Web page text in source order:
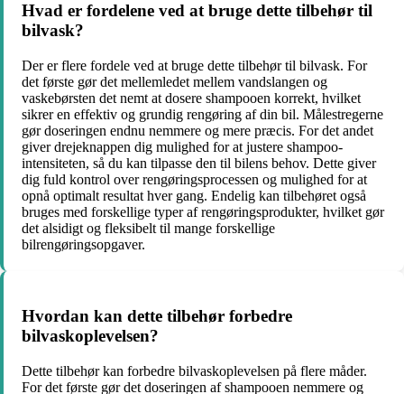
Hvad er fordelene ved at bruge dette tilbehør til
bilvask?
Der er flere fordele ved at bruge dette tilbehør til bilvask. For
det første gør det mellemledet mellem vandslangen og
vaskebørsten det nemt at dosere shampooen korrekt, hvilket
sikrer en effektiv og grundig rengøring af din bil. Målestregerne
gør doseringen endnu nemmere og mere præcis. For det andet
giver drejeknappen dig mulighed for at justere shampoo-
intensiteten, så du kan tilpasse den til bilens behov. Dette giver
dig fuld kontrol over rengøringsprocessen og mulighed for at
opnå optimalt resultat hver gang. Endelig kan tilbehøret også
bruges med forskellige typer af rengøringsprodukter, hvilket gør
det alsidigt og fleksibelt til mange forskellige
bilrengøringsopgaver.
Hvordan kan dette tilbehør forbedre
bilvaskoplevelsen?
Dette tilbehør kan forbedre bilvaskoplevelsen på flere måder.
For det første gør det doseringen af shampooen nemmere og